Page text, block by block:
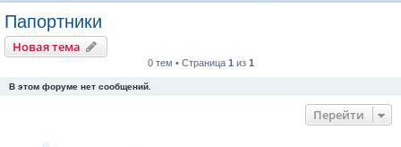
Папортники
Новая тема
0 тем • Страница 1 из 1
В этом форуме нет сообщений.
Перейти